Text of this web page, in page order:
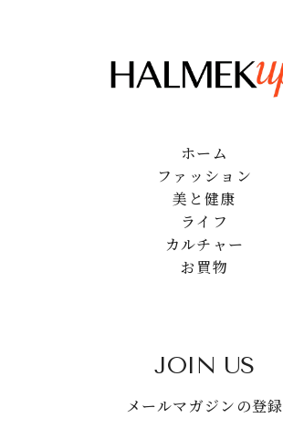
ホーム
ファッション
美と健康
ライフ
カルチャー
お買物
JOIN US
メールマガジンの登録